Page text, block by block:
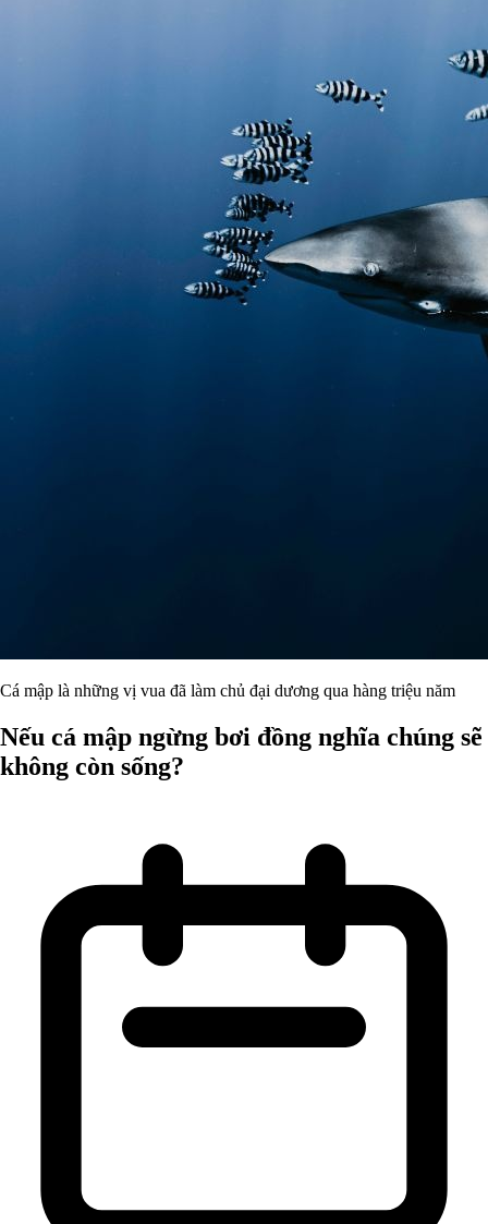
Cá mập là những vị vua đã làm chủ đại dương qua hàng triệu năm
Nếu cá mập ngừng bơi đồng nghĩa chúng sẽ
không còn sống?